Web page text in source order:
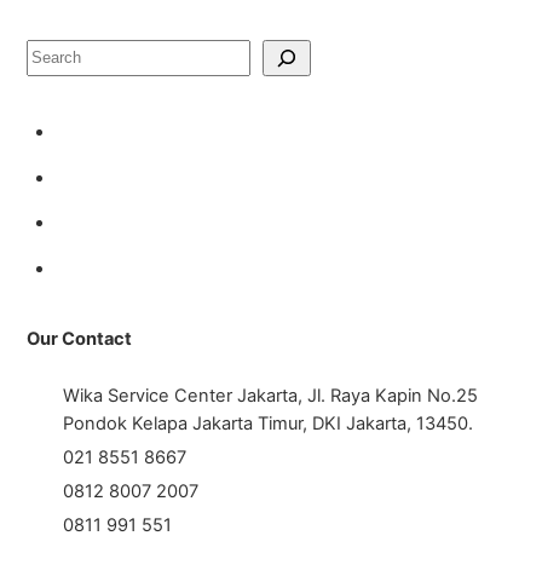
Cari
Our Contact
Wika Service Center Jakarta, Jl. Raya Kapin No.25
Pondok Kelapa Jakarta Timur, DKI Jakarta, 13450.
021 8551 8667
0812 8007 2007
0811 991 551